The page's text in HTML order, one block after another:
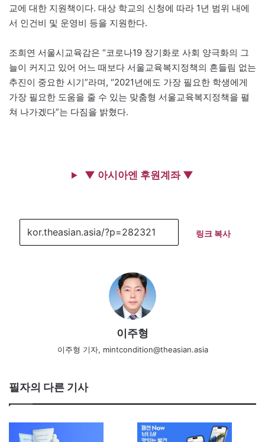
교에 대한 지원책이다. 대상 학교의 신청에 따라 1년 범위 내에
서 인건비 및 운영비 등을 지원한다.
조희연 서울시교육감은 “코로나19 장기화로 사회 양극화의 그
늘이 커지고 있어 어느 때보다 서울교육복지정책의 흔들림 없는
추진이 중요한 시기”라며, “2021년에도 가장 필요한 학생에게
가장 필요한 도움을 줄 수 있는 맞춤형 서울교육복지정책을 펼
쳐 나가겠다”는 다짐을 밝혔다.
▼ 아시아엔 후원계좌 ▼
링크 복사
이주형
이주형 기자, mintcondition@theasian.asia
필자의 다른 기사